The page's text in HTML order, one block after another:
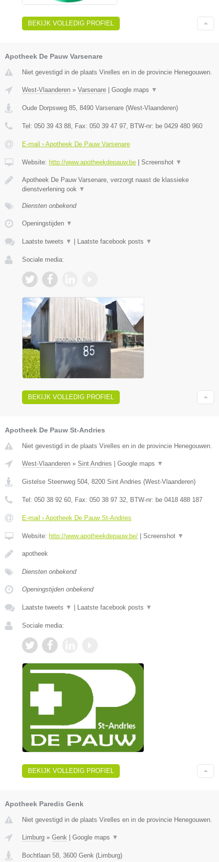
BEKIJK VOLLEDIG PROFIEL
Apotheek De Pauw Varsenare
Niet gevestigd in de plaats Virelles en in de provincie Henegouwen.
West-Vlaanderen » Varsenare Google maps ▼
Oude Dorpsweg 85 8490 Varsenare (West-Vlaanderen)
Tel: 050 39 43 88 , Fax: 050 39 47 97 , BTW-nr: be 0429 480 960
E-mail › Apotheek De Pauw Varsenare
Website: http://www.apotheekdepauw.be Screenshot ▼
Apotheek De Pauw Varsenare, verzorgt naast de klassieke
dienstverlening ook ▼
Diensten onbekend
Openingstijden ▼
Laatste tweets ▼ Laatste facebook posts ▼
Sociale media:
BEKIJK VOLLEDIG PROFIEL
Apotheek De Pauw St-Andries
Niet gevestigd in de plaats Virelles en in de provincie Henegouwen.
West-Vlaanderen » Sint Andries | Google maps ▼
Gistelse Steenweg 504 8200 Sint Andries (West-Vlaanderen)
Tel: 050 38 92 60 , Fax: 050 38 97 32 , BTW-nr: be 0418 488 187
E-mail › Apotheek De Pauw St-Andries
Website: http://www.apotheekdepauw.be/ | Screenshot ▼
apotheek
Diensten onbekend
Openingstijden onbekend
Laatste tweets ▼ | Laatste facebook posts ▼
Sociale media:
BEKIJK VOLLEDIG PROFIEL
Apotheek Paredis Genk
Niet gevestigd in de plaats Virelles en in de provincie Henegouwen.
Limburg » Genk Google maps ▼
Bochtlaan 58, 3600 Genk (Limburg)